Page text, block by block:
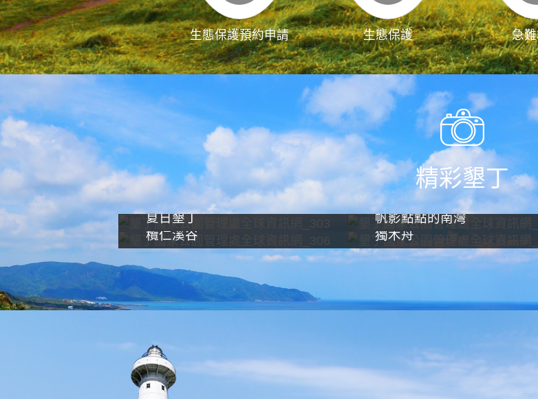
生態保護預約申請 生態保護 急
精彩墾丁
夏日墾丁 帆影點點的南灣
欖仁溪谷
獨木舟